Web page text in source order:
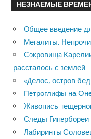
НЕЗНАЕМЫЕ
Общее введение
Мегалиты:
Сокровища
рассталось с землей
«Делос, остров
Петроглифы на
Живопись
Следы Гипербореи
Лабиринты